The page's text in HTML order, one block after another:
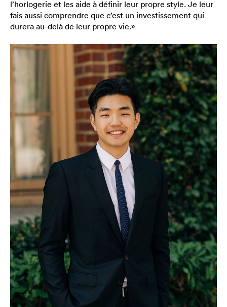
l’horlogerie et les aide à définir leur propre style. Je leur
fais aussi comprendre que c’est un investissement qui
durera au-delà de leur propre vie.»